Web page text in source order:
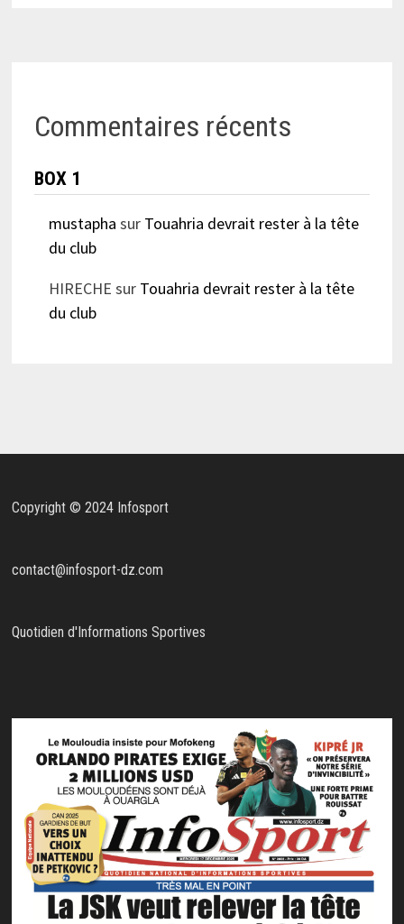
Commentaires récents
BOX 1
mustapha sur Touahria devrait rester à la tête
du club
HIRECHE sur Touahria devrait rester à la tête
du club
Copyright © 2024 Infosport
contact@infosport-dz.com
Quotidien d'Informations Sportives